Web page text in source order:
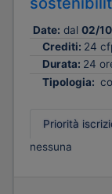
Date: dal 02/
Crediti: 24
Durata: 24
Tipologia:
Priorità
nessuna